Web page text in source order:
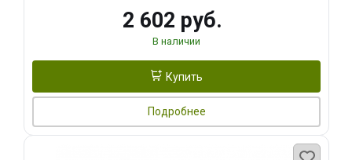
2 602 руб.
В наличии
Купить
Подробнее